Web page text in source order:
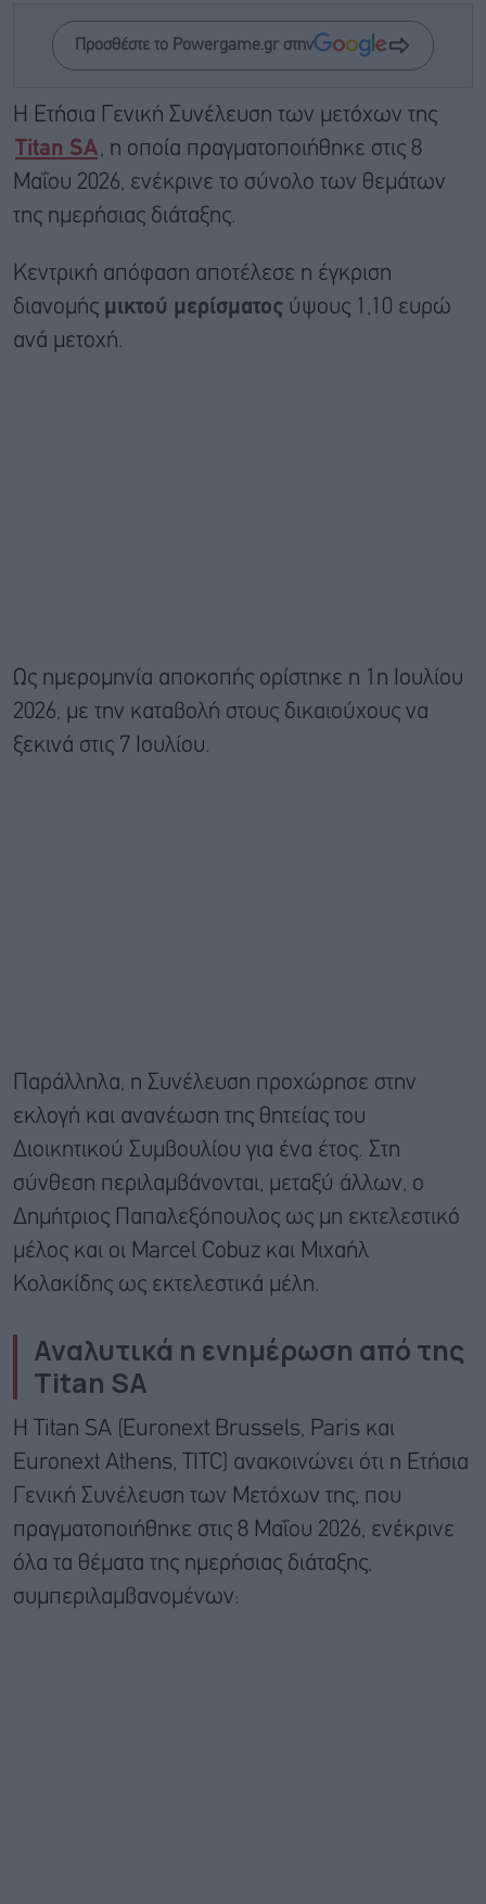
Προσθέστε το Powergame.gr στην
Η Ετήσια Γενική Συνέλευση των μετόχων της
Titan SA
, η οποία πραγματοποιήθηκε στις 8
Μαΐου 2026, ενέκρινε το σύνολο των θεμάτων
της ημερήσιας διάταξης.
Κεντρική απόφαση αποτέλεσε η έγκριση
διανομής μικτού μερίσματος ύψους 1,10 ευρώ
ανά μετοχή.
Ως ημερομηνία αποκοπής ορίστηκε η 1η Ιουλίου
2026, με την καταβολή στους δικαιούχους να
ξεκινά στις 7 Ιουλίου.
Παράλληλα, η Συνέλευση προχώρησε στην
εκλογή και ανανέωση της θητείας του
Διοικητικού Συμβουλίου για ένα έτος. Στη
σύνθεση περιλαμβάνονται, μεταξύ άλλων, ο
Δημήτριος Παπαλεξόπουλος ως μη εκτελεστικό
μέλος και οι Marcel Cobuz και Μιχαήλ
Κολακίδης ως εκτελεστικά μέλη.
Αναλυτικά η ενημέρωση από της
Titan SA
Η Titan SA (Euronext Brussels, Paris και
Euronext Athens, TITC) ανακοινώνει ότι η Ετήσια
Γενική Συνέλευση των Μετόχων της, που
πραγματοποιήθηκε στις 8 Μαΐου 2026, ενέκρινε
όλα τα θέματα της ημερήσιας διάταξης,
συμπεριλαμβανομένων: